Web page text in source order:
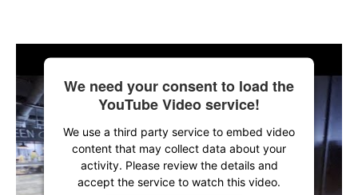
We need your consent to load the
YouTube Video service!
We use a third party service to embed video
content that may collect data about your
activity. Please review the details and
accept the service to watch this video.